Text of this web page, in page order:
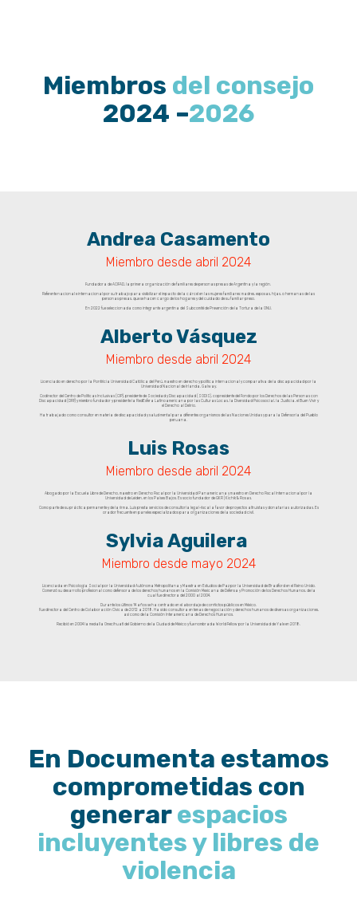
Miembros del consejo
2024 –2026
Andrea Casamento
Miembro desde abril 2024
Fundadora de ACIFAD, la primera organización de familiares de personas presas de Argentina y la región.
Referente nacional e internacional por su trabajo para visibilizar el impacto de la cárcel en las mujeres familiares: madres, esposas, hijas, o hermanas de las
personas presas, que se hacen cargo de los hogares y del cuidado de su familiar preso.
En 2022 fue seleccionada como integrante argentina del Subcomité de Prevención de la Tortura de la ONU.
Alberto Vásquez
Miembro desde abril 2024
Licenciado en derecho por la Pontificia Universidad Católica del Perú, maestro en derecho y política internacional y comparativa de la discapacidad por la
Universidad Nacional de Irlanda, Galway.
Codirector del Centro de Políticas Inclusivas (CIP), presidente de Sociedad y Discapacidad (SODIS), copresidente del Fondo por los Derechos de las Personas con
Discapacidad (DRF) y miembro fundador y presidente la RedEsfera Latinoamericana por las Culturas Locas, la Diversidad Psicosocial, la Justicia, el Buen Vivir y
el Derecho al Delirio.
Ha trabajado como consultor en materia de discapacidad y salud mental para diferentes organismos de las Naciones Unidas y para la Defensoría del Pueblo
peruana.
Luis Rosas
Miembro desde abril 2024
Abogado por la Escuela Libre de Derecho, maestro en Derecho Fiscal por la Universidad Panamericana y maestro en Derecho Fiscal Internacional por la
Universidad de Leiden, en los Países Bajos. Es socio fundador de GKR | Kichik & Rosas.
Como parte de su práctica permanente y de la firma, Luis presta servicios de consultoría legal-fiscal a favor de proyectos altruistas y donatarias autorizadas. Es
orador frecuente en paneles especializados para organizaciones de la sociedad civil.
Sylvia Aguilera
Miembro desde mayo 2024
Licenciada en Psicología Social por la Universidad Autónoma Metropolitana y Maestra en Estudios de Paz por la Universidad de Bradford en el Reino Unido.
Comenzó su desarrollo profesional como defensora de los derechos humanos en la Comisión Mexicana de Defensa y Promoción de los Derechos Humanos, de la
cual fue directora del 2000 al 2004.
Durante los últimos 14 años se ha centrado en el abordaje de conflictos públicos en México.
Fue directora del Centro de Colaboración Cívica de 2012 a 2018. Ha sido consultora en temas de negociación y derechos humanos de diversas organizaciones,
así como de la Comisión Interamericana de Derechos Humanos.
Recibió en 2004 la medalla Omecíhuatl del Gobierno de la Ciudad de México y fue nombrada World Fellow por la Universidad de Yale en 2018.
En Documenta estamos
comprometidas con
generarespacios
incluyentes y libres de
violencia